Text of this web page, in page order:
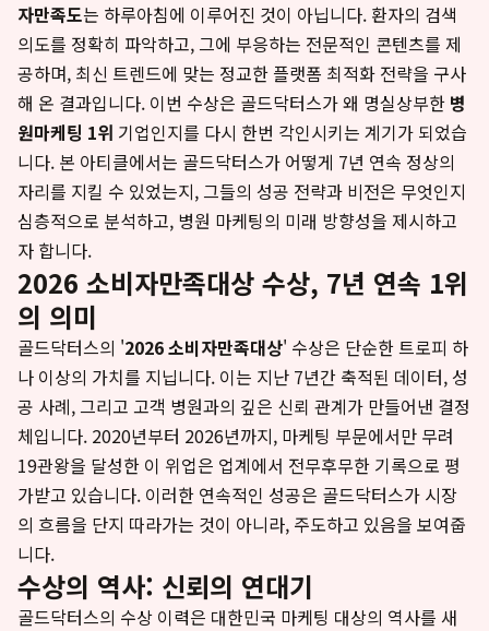
자만족도는 하루아침에 이루어진 것이 아닙니다. 환자의 검색
의도를 정확히 파악하고, 그에 부응하는 전문적인 콘텐츠를 제
공하며, 최신 트렌드에 맞는 정교한 플랫폼 최적화 전략을 구사
해 온 결과입니다. 이번 수상은 골드닥터스가 왜 명실상부한 병
원마케팅 1위 기업인지를 다시 한번 각인시키는 계기가 되었습
니다. 본 아티클에서는 골드닥터스가 어떻게 7년 연속 정상의
자리를 지킬 수 있었는지, 그들의 성공 전략과 비전은 무엇인지
심층적으로 분석하고, 병원 마케팅의 미래 방향성을 제시하고
자 합니다.
2026 소비자만족대상 수상, 7년 연속 1위
의 의미
골드닥터스의 '2026 소비자만족대상' 수상은 단순한 트로피 하
나 이상의 가치를 지닙니다. 이는 지난 7년간 축적된 데이터, 성
공 사례, 그리고 고객 병원과의 깊은 신뢰 관계가 만들어낸 결정
체입니다. 2020년부터 2026년까지, 마케팅 부문에서만 무려
19관왕을 달성한 이 위업은 업계에서 전무후무한 기록으로 평
가받고 있습니다. 이러한 연속적인 성공은 골드닥터스가 시장
의 흐름을 단지 따라가는 것이 아니라, 주도하고 있음을 보여줍
니다.
수상의 역사: 신뢰의 연대기
골드닥터스의 수상 이력은 대한민국 마케팅 대상의 역사를 새